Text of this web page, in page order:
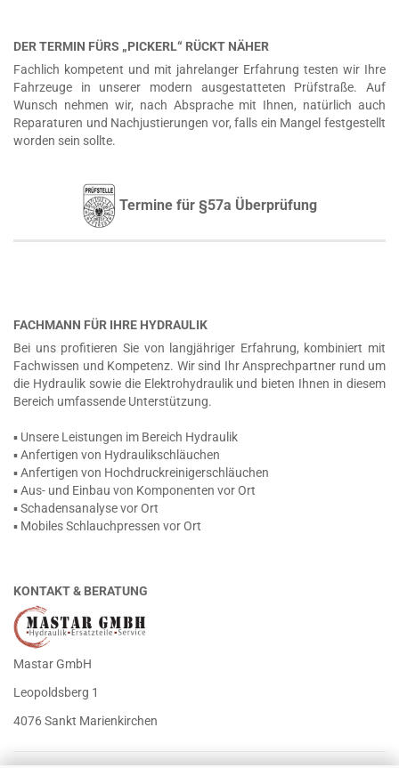
DER TERMIN FÜRS „PICKERL“ RÜCKT NÄHER
Fachlich kompetent und mit jahrelanger Erfahrung testen wir Ihre
Fahrzeuge in unserer modern ausgestatteten Prüfstraße. Auf
Wunsch nehmen wir, nach Absprache mit Ihnen, natürlich auch
Reparaturen und Nachjustierungen vor, falls ein Mangel festgestellt
worden sein sollte.
Termine für §57a Überprüfung
FACHMANN FÜR IHRE HYDRAULIK
Bei uns profitieren Sie von langjähriger Erfahrung, kombiniert mit
Fachwissen und Kompetenz. Wir sind Ihr Ansprechpartner rund um
die Hydraulik sowie die Elektrohydraulik und bieten Ihnen in diesem
Bereich umfassende Unterstützung.
▪ Unsere Leistungen im Bereich Hydraulik
▪ Anfertigen von Hydraulikschläuchen
▪ Anfertigen von Hochdruckreinigerschläuchen
▪ Aus- und Einbau von Komponenten vor Ort
▪ Schadensanalyse vor Ort
▪ Mobiles Schlauchpressen vor Ort
KONTAKT & BERATUNG
Mastar GmbH
Leopoldsberg 1
4076 Sankt Marienkirchen